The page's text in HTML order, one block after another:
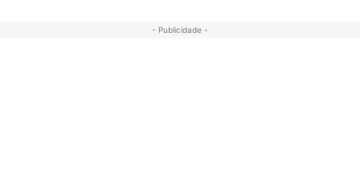
- Publicidade -